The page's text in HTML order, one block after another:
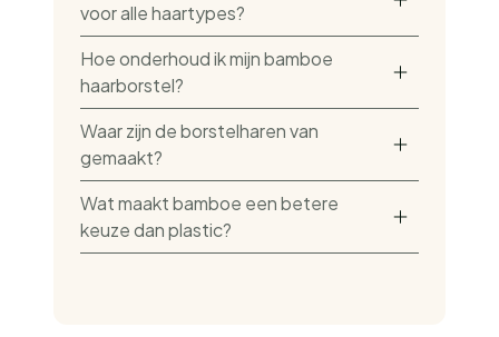
voor alle haartypes?
Hoe onderhoud ik mijn bamboe
haarborstel?
Waar zijn de borstelharen van
gemaakt?
Wat maakt bamboe een betere
keuze dan plastic?